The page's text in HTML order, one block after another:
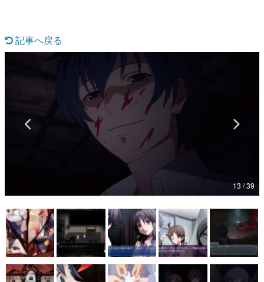
特集記事
アプリレビュー
運営：株式会社マレ
記事へ戻る
13 / 39